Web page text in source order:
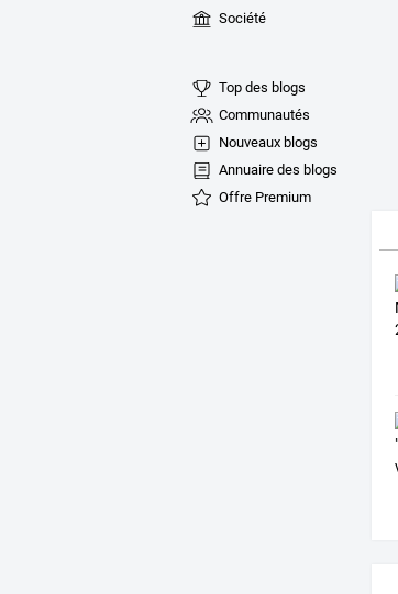
Société
Top des blogs
Communautés
Nouveaux blogs
Annuaire des blogs
Offre Premium